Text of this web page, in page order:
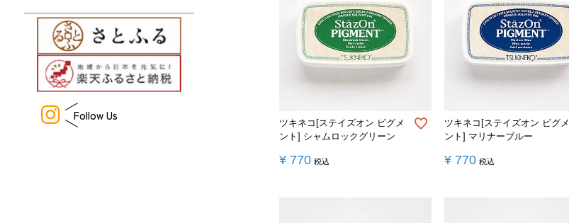
Follow Us
ツキネコ[ステイズオン ピグメ
ント] シャムロックグリーン
¥ 770 税込
ツキネコ[ステイズオン ピグメ
ント] マリナーブルー
¥ 770 税込